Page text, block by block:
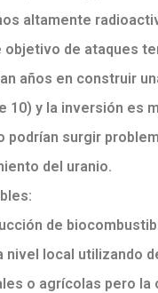
altamente
objetivo de ataques
años en construir
10) y la inversión es
podrían surgir
del uranio.
de
nivel local utilizando
o agrícolas pero la